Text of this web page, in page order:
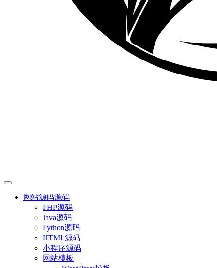
网站源码源码
PHP源码
Java源码
Python源码
HTML源码
小程序源码
网站模板